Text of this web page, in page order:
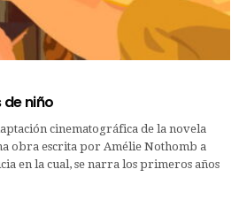
de niño
cinematográfica de la novela
obra escrita por Amélie Nothomb a
en la cual, se narra los primeros años